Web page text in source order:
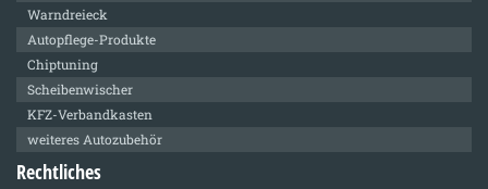
Warndreieck
Autopflege-Produkte
Chiptuning
Scheibenwischer
KFZ-Verbandkasten
weiteres Autozubehör
Rechtliches